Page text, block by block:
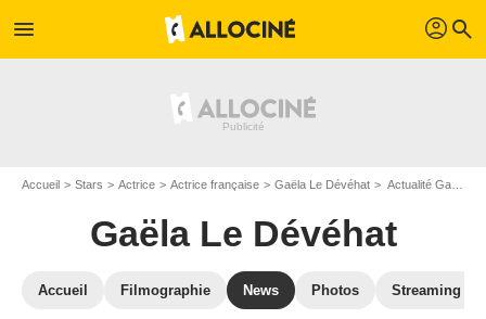
menu profil search
Accueil Stars Actrice Actrice française Gaëla Le Dévéhat Actualité Gaëla Le Dévéhat
Gaëla Le Dévéhat
Accueil Filmographie News Photos Streaming